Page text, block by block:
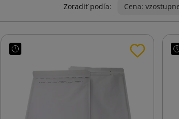
Zoradiť podľa: Cena: